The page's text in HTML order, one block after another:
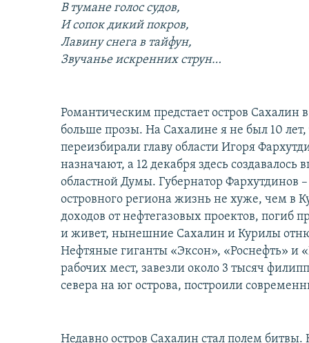
В тумане голос судов,
И сопок дикий покров,
Лавину снега в тайфун,
Звучанье искренних струн…
Романтическим предстает остров
больше прозы. На Сахалине я не был 10
переизбирали главу области Игоря
назначают, а 12 декабря здесь создавалось
областной Думы. Губернатор
островного региона жизнь не хуже, чем в
доходов от нефтегазовых проектов, погиб
и живет, нынешние Сахалин и Курилы
Нефтяные гиганты «Эксон», «Роснефть» и
рабочих мест, завезли около 3 тысяч
севера на юг острова, построили
Недавно остров Сахалин стал полем